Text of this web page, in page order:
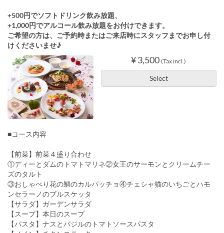
+500円でソフトドリンク飲み放題、
+1,000円でアルコール飲み放題をお付けできます。
ご希望の方は、ご予約時またはご来店時にスタッフまでお申し付
けくださいませ♪
¥ 3,500 (Tax incl.)
Select
■コース内容
【前菜】前菜４盛り合わせ
①ディーとダムのトマトマリネ②女王のサーモンとクリームチー
ズのタルト
③おしゃべり花の鯛のカルパッチョ④チェシャ猫のいちごとハモ
ンセラーノのブルスケッタ
【サラダ】ガーデンサラダ
【スープ】本日のスープ
【パスタ】ナスとバジルのトマトソースパスタ